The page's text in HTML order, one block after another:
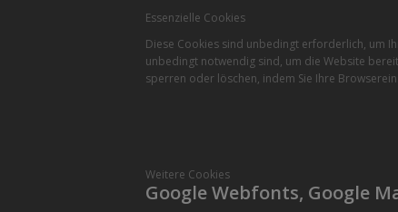
Essenzielle Cookies
Diese Cookies sind unbedingt erforderlich, um
unbedingt notwendig sind, um die Website
sperren oder löschen, indem Sie Ihre
Weitere Cookies
Google Webfonts, Google